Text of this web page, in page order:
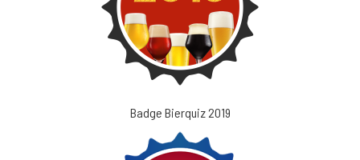
Badge Bierquiz 2019